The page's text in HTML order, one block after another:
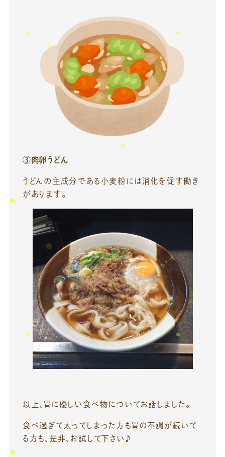
③肉卵うどん
うどんの主成分である小麦粉には消化を促す働き
があります。
以上、胃に優しい食べ物についてお話しました。
食べ過ぎて太ってしまった方も胃の不調が続いて
る方も、是非、お試して下さい♪